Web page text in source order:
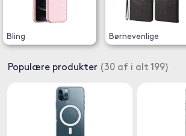
Bling Børnevenlige
Populære produkter (30 af i alt 199)